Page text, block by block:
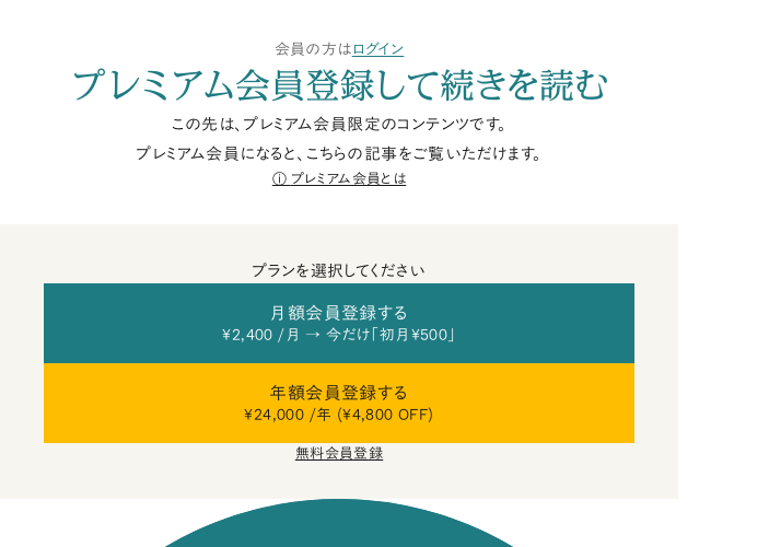
会員の方は ログイン
プレミアム会員登録して続きを読む
この先は、プレミアム会員限定のコンテンツです。
プレミアム会員になると、こちらの記事をご覧いただけます。
プレミアム会員とは
プランを選択してください
月額会員登録する
¥2,400 /月 → 今だけ「初月¥500」
年額会員登録する
¥24,000 /年 (¥4,800 OFF)
無料会員登録